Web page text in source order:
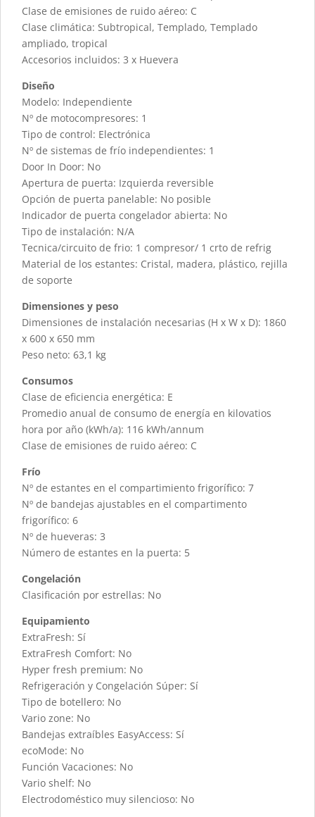
Clase de emisiones de ruido aéreo: C
Clase climática: Subtropical, Templado, Templado
ampliado, tropical
Accesorios incluidos: 3 x Huevera
Diseño
Modelo: Independiente
Nº de motocompresores: 1
Tipo de control: Electrónica
Nº de sistemas de frío independientes: 1
Door In Door: No
Apertura de puerta: Izquierda reversible
Opción de puerta panelable: No posible
Indicador de puerta congelador abierta: No
Tipo de instalación: N/A
Tecnica/circuito de frio: 1 compresor/ 1 crto de refrig
Material de los estantes: Cristal, madera, plástico, rejilla
de soporte
Dimensiones y peso
Dimensiones de instalación necesarias (H x W x D): 1860
x 600 x 650 mm
Peso neto: 63,1 kg
Consumos
Clase de eficiencia energética: E
Promedio anual de consumo de energía en kilovatios
hora por año (kWh/a): 116 kWh/annum
Clase de emisiones de ruido aéreo: C
Frío
Nº de estantes en el compartimiento frigorífico: 7
Nº de bandejas ajustables en el compartimento
frigorífico: 6
Nº de hueveras: 3
Número de estantes en la puerta: 5
Congelación
Clasificación por estrellas: No
Equipamiento
ExtraFresh: Sí
ExtraFresh Comfort: No
Hyper fresh premium: No
Refrigeración y Congelación Súper: Sí
Tipo de botellero: No
Vario zone: No
Bandejas extraíbles EasyAccess: Sí
ecoMode: No
Función Vacaciones: No
Vario shelf: No
Electrodoméstico muy silencioso: No